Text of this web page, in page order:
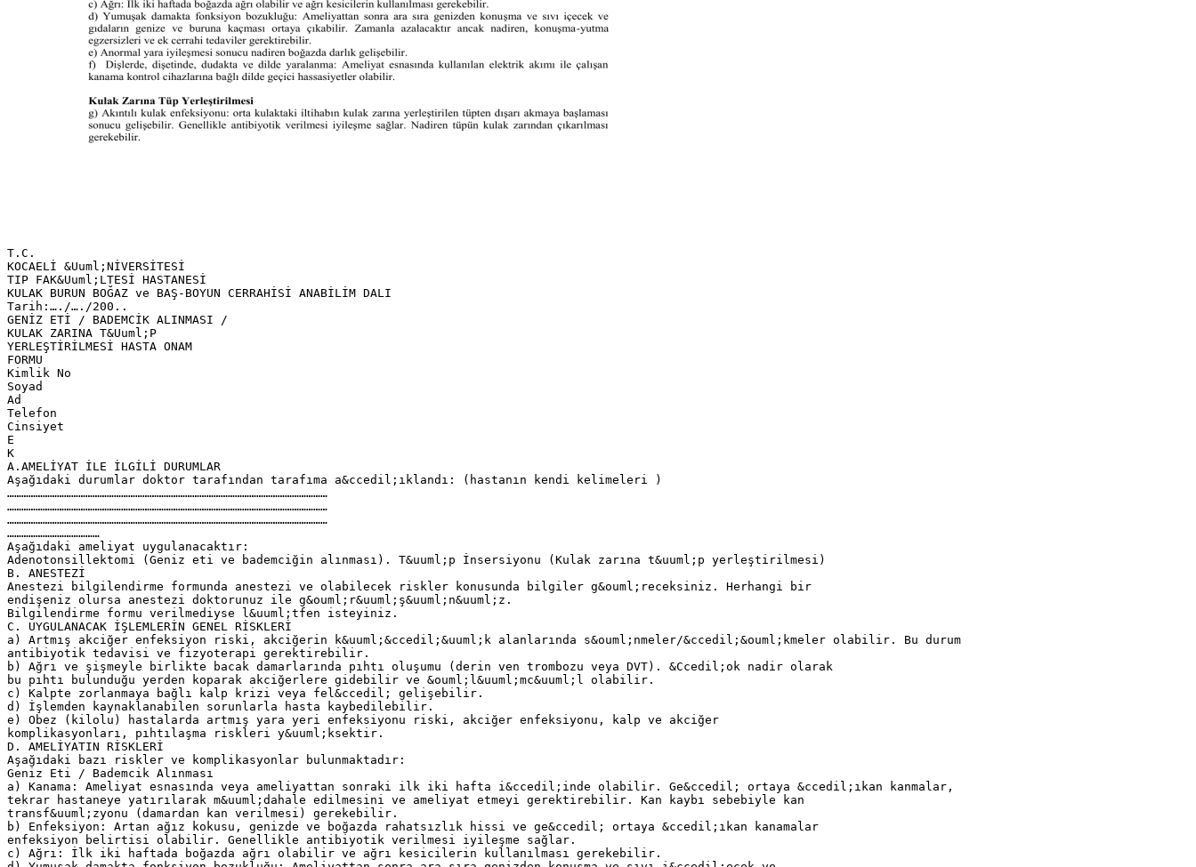
T.C.
KOCAELİ &Uuml;NİVERSİTESİ
TIP FAK&Uuml;LTESİ HASTANESİ
KULAK BURUN BOĞAZ ve BAŞ-BOYUN CERRAHİSİ ANABİLİM DALI
Tarih:…./…./200..
GENİZ ETİ / BADEMCİK ALINMASI /
KULAK ZARINA T&Uuml;P
YERLEŞTİRİLMESİ HASTA ONAM
FORMU
Kimlik No
Soyad
Ad
Telefon
Cinsiyet
E
K
A.AMELİYAT İLE İLGİLİ DURUMLAR
Aşağıdaki durumlar doktor tarafından tarafıma a&ccedil;ıklandı: (hastanın kendi kelimeleri )
………………………………………………………………………………………………………………………
………………………………………………………………………………………………………………………
………………………………………………………………………………………………………………………
…………………………………
Aşağıdaki ameliyat uygulanacaktır:
Adenotonsillektomi (Geniz eti ve bademciğin alınması). T&uuml;p İnsersiyonu (Kulak zarına t&uuml;p yerleştirilmesi)
B. ANESTEZİ
Anestezi bilgilendirme formunda anestezi ve olabilecek riskler konusunda bilgiler g&ouml;receksiniz. Herhangi bir
endişeniz olursa anestezi doktorunuz ile g&ouml;r&uuml;ş&uuml;n&uuml;z.
Bilgilendirme formu verilmediyse l&uuml;tfen isteyiniz.
C. UYGULANACAK İŞLEMLERİN GENEL RİSKLERİ
a) Artmış akciğer enfeksiyon riski, akciğerin k&uuml;&ccedil;&uuml;k alanlarında s&ouml;nmeler/&ccedil;&ouml;kmeler olabilir. Bu durum
antibiyotik tedavisi ve fizyoterapi gerektirebilir.
b) Ağrı ve şişmeyle birlikte bacak damarlarında pıhtı oluşumu (derin ven trombozu veya DVT). &Ccedil;ok nadir olarak
bu pıhtı bulunduğu yerden koparak akciğerlere gidebilir ve &ouml;l&uuml;mc&uuml;l olabilir.
c) Kalpte zorlanmaya bağlı kalp krizi veya fel&ccedil; gelişebilir.
d) İşlemden kaynaklanabilen sorunlarla hasta kaybedilebilir.
e) Obez (kilolu) hastalarda artmış yara yeri enfeksiyonu riski, akciğer enfeksiyonu, kalp ve akciğer
komplikasyonları, pıhtılaşma riskleri y&uuml;ksektir.
D. AMELİYATIN RİSKLERİ
Aşağıdaki bazı riskler ve komplikasyonlar bulunmaktadır:
Geniz Eti / Bademcik Alınması
a) Kanama: Ameliyat esnasında veya ameliyattan sonraki ilk iki hafta i&ccedil;inde olabilir. Ge&ccedil; ortaya &ccedil;ıkan kanmalar,
tekrar hastaneye yatırılarak m&uuml;dahale edilmesini ve ameliyat etmeyi gerektirebilir. Kan kaybı sebebiyle kan
transf&uuml;zyonu (damardan kan verilmesi) gerekebilir.
b) Enfeksiyon: Artan ağız kokusu, genizde ve boğazda rahatsızlık hissi ve ge&ccedil; ortaya &ccedil;ıkan kanamalar
enfeksiyon belirtisi olabilir. Genellikle antibiyotik verilmesi iyileşme sağlar.
c) Ağrı: İlk iki haftada boğazda ağrı olabilir ve ağrı kesicilerin kullanılması gerekebilir.